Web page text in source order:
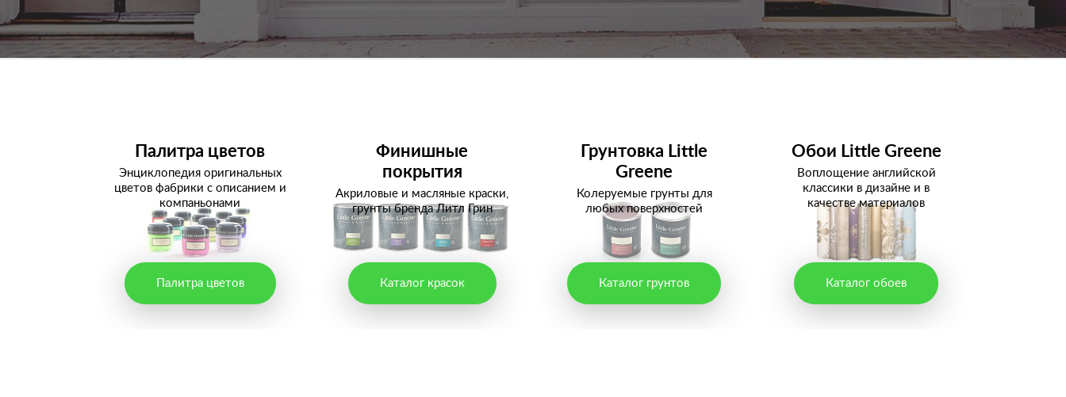
Палитра цветов
Энциклопедия оригинальных
цветов фабрики с описанием и
компаньонами
Палитра цветов
Финишные
покрытия
Акриловые и масляные краски,
грунты бренда Литл Грин
Каталог красок
Грунтовка Little
Greene
Колеруемые грунты для
любых поверхностей
Каталог грунтов
Обои Little Greene
Воплощение английской
классики в дизайне и в
качестве материалов
Каталог обоев